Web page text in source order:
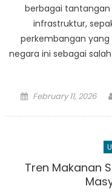
berbagai
infrastruktur,
perkembangan
negara ini sebagai
Posted
February 11, 2026
Tren Makanan